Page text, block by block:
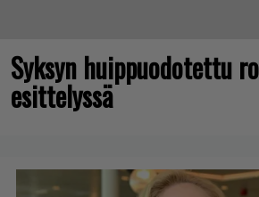
Syksyn huippuodotettu
esittelyssä